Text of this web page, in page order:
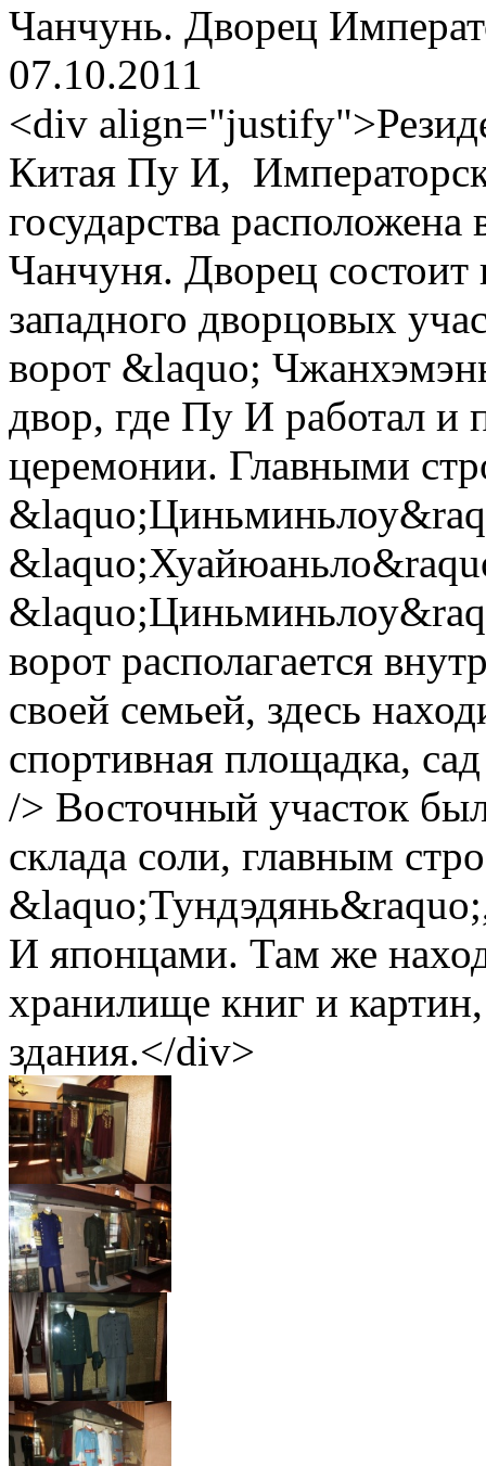
Чанчунь. Дворец
07.10.2011
<div
Китая Пу И,
государства расположена
Чанчуня. Дворец состоит
западного дворцовых
ворот &laquo;
двор, где Пу И работал и
церемонии. Главными
ворот располагается
своей семьей, здесь
спортивная площадка,
/> Восточный участок
склада соли, главным
И японцами. Там же
хранилище книг и
здания.</div>